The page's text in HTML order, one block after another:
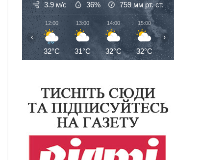
3.9 м/с 36% 759 мм рт. ст.
12:00
32°C
13:00
31°C
14:00
32°C
15:00
32°C
16:00
32°C
‹ ›